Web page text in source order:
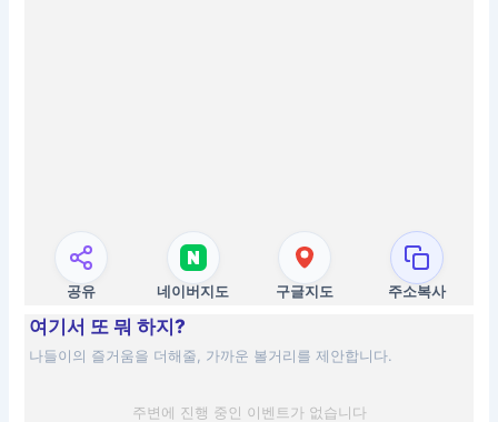
공유 네이버지도 구글지도 주소복사
여기서 또 뭐 하지?
나들이의 즐거움을 더해줄, 가까운 볼거리를 제안합니다.
주변에 진행 중인 이벤트가 없습니다